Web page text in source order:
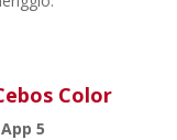
Color
5